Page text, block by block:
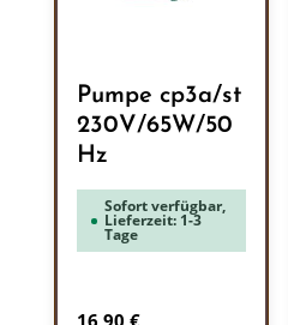
Pumpe cp3a/st
230V/65W/50
Hz
Sofort verfügbar,
Lieferzeit: 1-3
Tage
Regulärer Preis:
16,90 €